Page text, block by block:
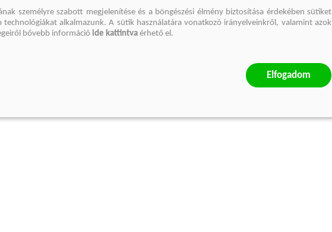
személyre szabott megjelenítése és a böngészési élmény biztosítása érdekében sütiket
technológiákat alkalmazunk. A sütik használatára vonatkozó irányelveinkről, valamint azok
bővebb információ ide kattintva érhető el.
Elfogadom